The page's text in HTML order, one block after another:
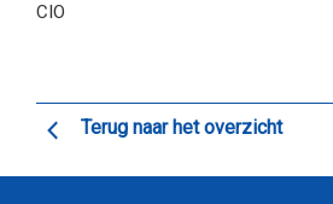
CIO
Terug naar het overzicht